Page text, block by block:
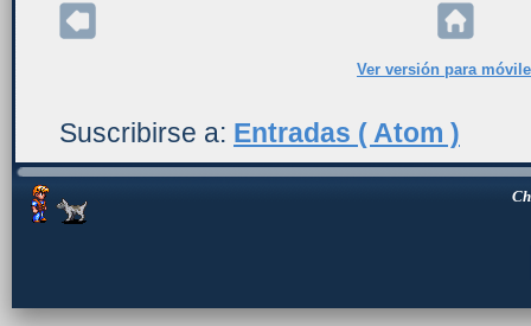
Ver versión para
Suscribirse a: Entradas ( Atom )